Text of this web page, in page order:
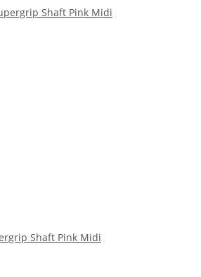
Shaft Pink Midi